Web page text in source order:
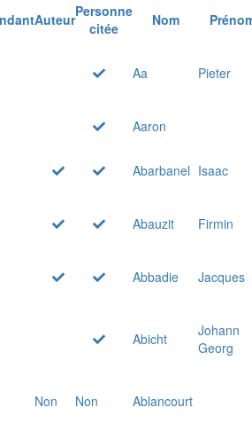
AuteurPersonne
citée
Nom
Aa Pieter
Aaron
Abarbanel Isaac
Abauzit
Firmin
Abbadie
Jacques
Abicht
Johann
Georg
Non Non
Ablancourt